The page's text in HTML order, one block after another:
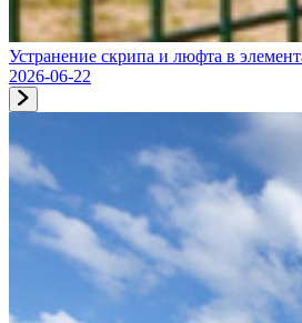
Устранение скрипа и люфта в
2026-06-22